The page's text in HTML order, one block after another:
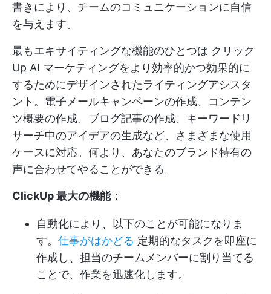
書きにより、チームのコミュニケーションに自信
を与えます。
最もエキサイティングな機能のひとつは クリック
Up AI マーケティングをより効率的かつ効果的に
するためにデザインされたライティングアシスタ
ント。電子メールキャンペーンの作成、コンテン
ツ概要の作成、ブログ記事の作成、キーワードリ
サーチ中のアイデアの生成など、さまざまな使用
ケースに対応。何より、あなたのブランド特有の
声に合わせてやることができる。
ClickUp 最大の機能：
自動化により、以下のことが可能になりま
す。 仕事がはかどる 定期的なタスクを即座に
作成し、担当のチームメンバーに割り当てる
ことで、作業を迅速化します。